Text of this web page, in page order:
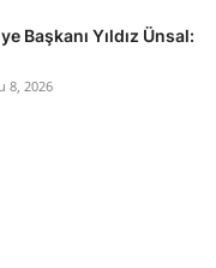
Başkanı Yıldız Ünsal:
8, 2026